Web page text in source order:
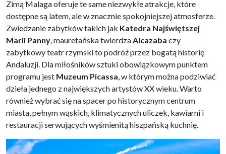
Zimą Malaga oferuje te same niezwykłe atrakcje, które
dostępne są latem, ale w znacznie spokojniejszej atmosferze.
Zwiedzanie zabytków takich jak Katedra Najświętszej
Marii Panny, mauretańska twierdzaAlcazaba czy
zabytkowy teatr rzymski to podróż przez bogatą historię
Andaluzji. Dla miłośników sztuki obowiązkowym punktem
programu jest Muzeum Picassa, w którym można podziwiać
dzieła jednego z największych artystów XX wieku. Warto
również wybrać się na spacer po historycznym centrum
miasta, pełnym wąskich, klimatycznych uliczek, kawiarni i
restauracji serwujących wyśmienitą hiszpańską kuchnię.